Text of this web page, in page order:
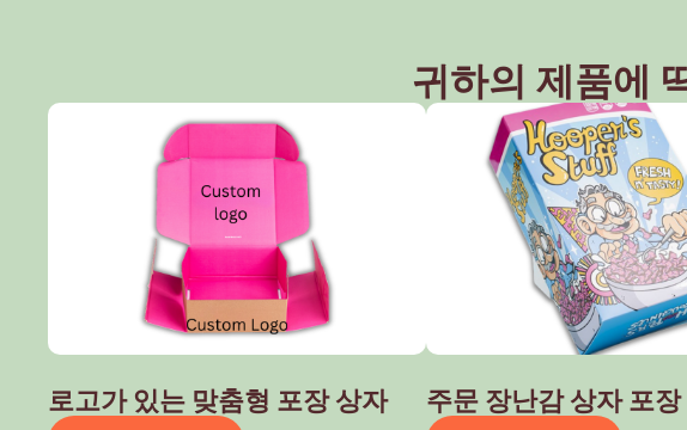
귀하의 제품에
로고가 있는 맞춤형 포장 상자 주문 장난감 상자 포장